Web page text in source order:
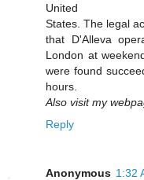
United
States. The legal
that D'Alleva
London at
were found
hours.
Also visit my
Reply
Anonymous 1:32